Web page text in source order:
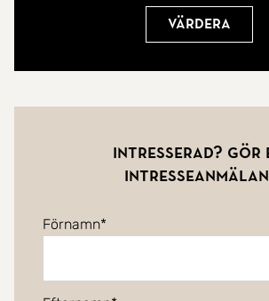
Värdera
Intresserad? Gör
Förnamn